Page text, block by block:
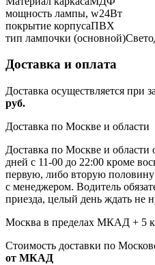
мощность лампы, w24Вт
покрытие корпусаПВХ
тип лампочки (основной)
Доставка и оплата
Доставка осуществляется при
руб.
Доставка по Москве и области
Доставка по Москве и области
дней с 11-00 до 22:00 кроме
первую, либо вторую половину
с менеджером. Водитель
приезда, целый день ждать не
Москва в пределах МКАД + 5
Стоимость доставки по
от МКАД